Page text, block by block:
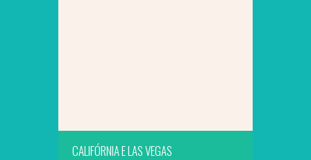
CALIFÓRNIA E LAS VEGAS